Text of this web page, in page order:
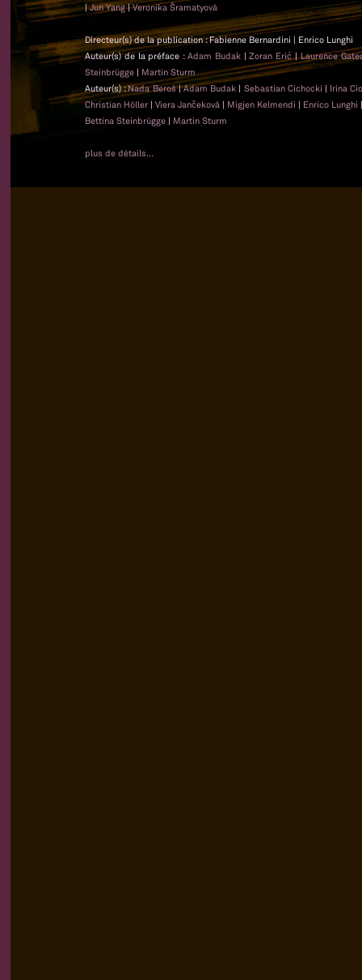
|Jun Yang|Veronika Šramatyová
Directeur(s) de la publication : Fabienne Bernardini | Enrico Lunghi
Auteur(s) de la préface : Adam Budak |Zoran Erić|Laurence
Steinbrügge | Martin Sturm
Auteur(s) :Nada Beroš|Adam Budak | Sebastian Cichocki | Irina
Christian Höller |Viera Jančeková | Migjen Kelmendi | Enrico Lunghi
Bettina Steinbrügge | Martin Sturm
plus de détails...